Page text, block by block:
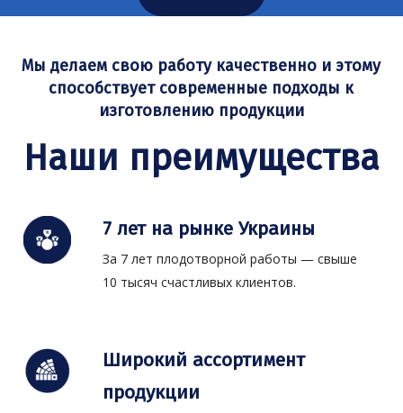
Мы делаем свою работу качественно и этому
способствует современные подходы к
изготовлению продукции
Наши преимущества
7 лет на рынке Украины
За 7 лет плодотворной работы — свыше
10 тысяч счастливых клиентов.
Широкий ассортимент
продукции